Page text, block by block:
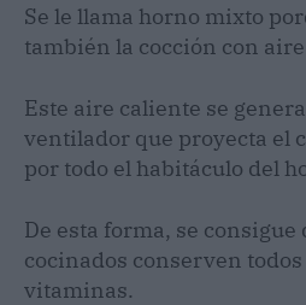
Se le llama horno mixto
también la cocción con
Este aire caliente se
ventilador que proyecta el
por todo el habitáculo del
De esta forma, se
cocinados conserven
vitaminas.